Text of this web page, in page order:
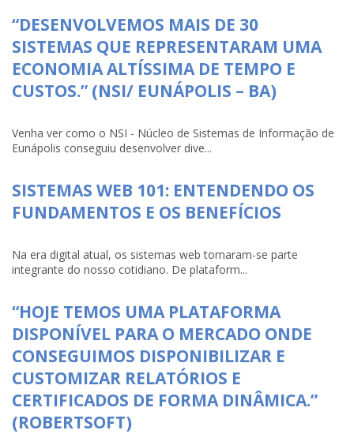
“DESENVOLVEMOS MAIS DE 30
SISTEMAS QUE REPRESENTARAM UMA
ECONOMIA ALTÍSSIMA DE TEMPO E
CUSTOS.” (NSI/ EUNÁPOLIS – BA)
Venha ver como o NSI - Núcleo de Sistemas de Informação de
Eunápolis conseguiu desenvolver dive...
SISTEMAS WEB 101: ENTENDENDO OS
FUNDAMENTOS E OS BENEFÍCIOS
Na era digital atual, os sistemas web tornaram-se parte
integrante do nosso cotidiano. De plataform...
“HOJE TEMOS UMA PLATAFORMA
DISPONÍVEL PARA O MERCADO ONDE
CONSEGUIMOS DISPONIBILIZAR E
CUSTOMIZAR RELATÓRIOS E
CERTIFICADOS DE FORMA DINÂMICA.”
(ROBERTSOFT)